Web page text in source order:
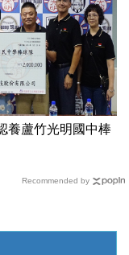
蘆竹光明國中棒
Recommended by